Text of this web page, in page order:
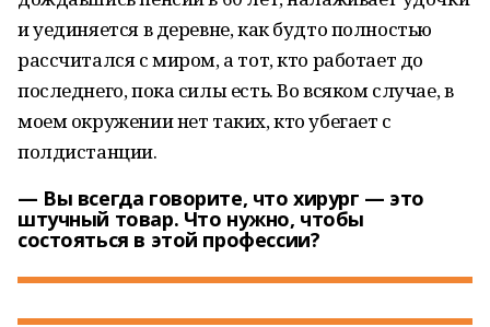
и уединяется в деревне, как будто полностью
рассчитался с миром, а тот, кто работает до
последнего, пока силы есть. Во всяком случае, в
моем окружении нет таких, кто убегает с
полдистанции.
— Вы всегда говорите, что хирург — это
штучный товар. Что нужно, чтобы
состояться в этой профессии?